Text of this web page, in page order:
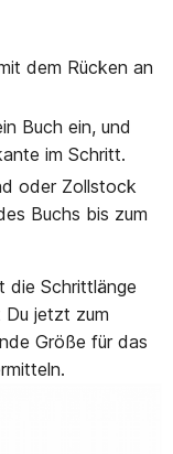
dem Rücken an
Buch ein, und
im Schritt.
oder Zollstock
Buchs bis zum
die Schrittlänge
jetzt zum
Größe für das